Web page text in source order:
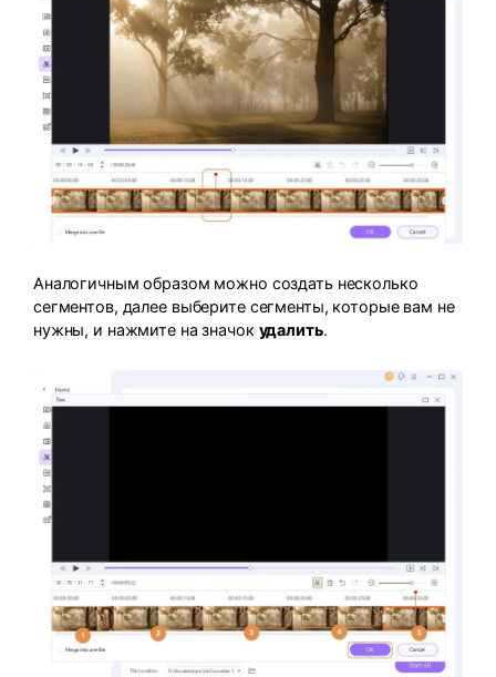
Аналогичным образом можно создать несколько
сегментов, далее выберите сегменты, которые вам не
нужны, и нажмите на значок удалить.